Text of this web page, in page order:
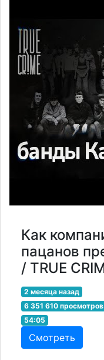
Как
пацанов
/ TRUE
2 месяца назад
6 351 610 просмотров
54:05
Смотреть